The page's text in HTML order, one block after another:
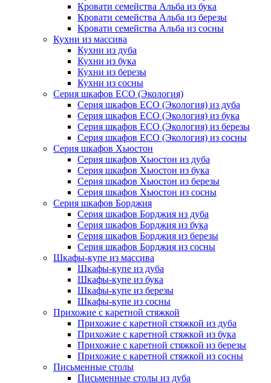
Кровати семейства Альба из бука
Кровати семейства Альба из березы
Кровати семейства Альба из сосны
Кухни из массива
Кухни из дуба
Кухни из бука
Кухни из березы
Кухни из сосны
Серия шкафов ECO (Экология)
Серия шкафов ECO (Экология) из дуба
Серия шкафов ECO (Экология) из бука
Серия шкафов ECO (Экология) из березы
Серия шкафов ECO (Экология) из сосны
Серия шкафов Хьюстон
Серия шкафов Хьюстон из дуба
Серия шкафов Хьюстон из бука
Серия шкафов Хьюстон из березы
Серия шкафов Хьюстон из сосны
Серия шкафов Борджия
Серия шкафов Борджия из дуба
Серия шкафов Борджия из бука
Серия шкафов Борджия из березы
Серия шкафов Борджия из сосны
Шкафы-купе из массива
Шкафы-купе из дуба
Шкафы-купе из бука
Шкафы-купе из березы
Шкафы-купе из сосны
Прихожие с каретной стяжкой
Прихожие с каретной стяжкой из дуба
Прихожие с каретной стяжкой из бука
Прихожие с каретной стяжкой из березы
Прихожие с каретной стяжкой из сосны
Письменные столы
Письменные столы из дуба